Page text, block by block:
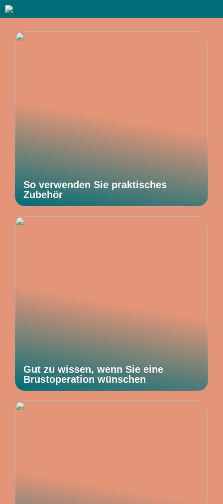
So verwenden Sie praktisches
Zubehör
Gut zu wissen, wenn Sie eine
Brustoperation wünschen